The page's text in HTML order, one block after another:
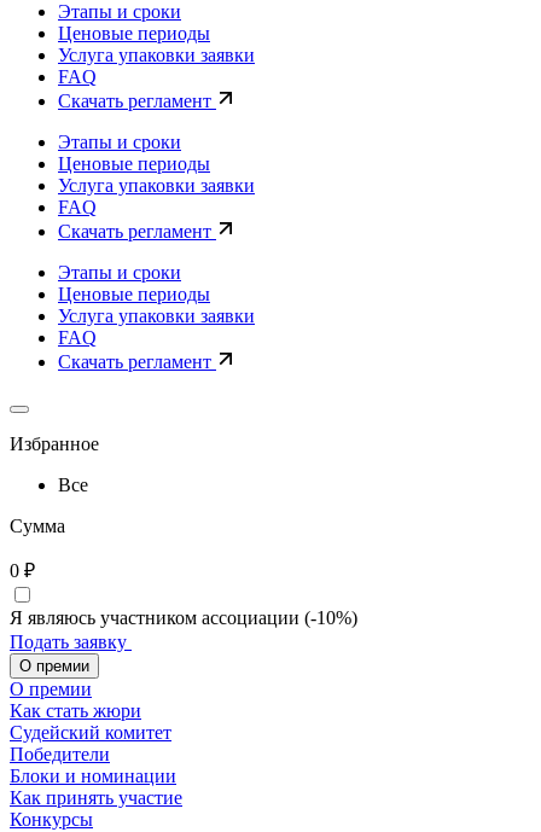
Этапы и сроки
Ценовые периоды
Услуга упаковки заявки
FAQ
Скачать регламент
Этапы и сроки
Ценовые периоды
Услуга упаковки заявки
FAQ
Скачать регламент
Этапы и сроки
Ценовые периоды
Услуга упаковки заявки
FAQ
Скачать регламент
Избранное
Все
Сумма
0 ₽
Я являюсь участником ассоциации (-10%)
Подать заявку
О премии
О премии
Как стать жюри
Судейский комитет
Победители
Блоки и номинации
Как принять участие
Конкурсы